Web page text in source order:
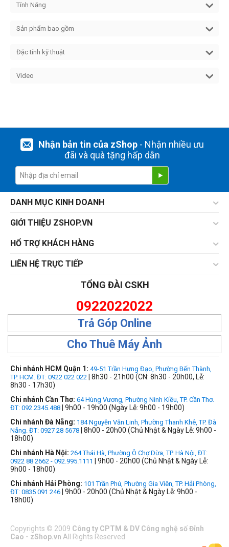
Tính Năng
Sản phẩm bao gồm
Đặc tính kỹ thuật
Video
Nhận bản tin của zShop- Nhận nhiều ưu
đãi và quà tặng hấp dẫn
DANH MỤC KINH DOANH
GIỚI THIỆU ZSHOP.VN
HỔ TRỢ KHÁCH HÀNG
LIÊN HỆ TRỰC TIẾP
TỔNG ĐÀI CSKH
0922022022
Trả Góp Online
Cho Thuê Máy Ảnh
Chi nhánh HCM Quận 1: 49-51 Trần Hưng Đạo, Phường Bến Thành,
TP. HCM. ĐT: 0922 022 022 | 8h30 - 21h00 (CN: 8h30 - 20h00, Lễ:
8h30 - 17h30)
Chi nhánh Cần Thơ: 64 Hùng Vương, Phường Ninh Kiều, TP. Cần Thơ.
ĐT: 092.2345.488 | 9h00 - 19h00 (Ngày Lễ: 9h00 - 19h00)
Chi nhánh Đà Nẵng: 184 Nguyễn Văn Linh, Phường Thanh Khê, TP. Đà
Nẵng. ĐT: 0927 28 5678 | 8h00 - 20h00 (Chủ Nhật & Ngày Lễ: 9h00 -
18h00)
Chi nhánh Hà Nội: 264 Thái Hà, Phường Ô Chợ Dừa, TP. Hà Nội, ĐT:
0922 88 2662 - 092.995.1111
| 9h00 - 20h00 (Chủ Nhật & Ngày Lễ:
9h00 - 18h00)
Chi nhánh Hải Phòng: 101 Trần Phú, Phường Gia Viên, TP. Hải Phòng,
ĐT: 0835 091 246 | 9h00 - 20h00 (Chủ Nhật & Ngày Lễ: 9h00 -
18h00)
Copyrights © 2009 Công ty CPTM & DV Công nghệ số Đỉnh
Cao - zShop.vn All Rights Reserved